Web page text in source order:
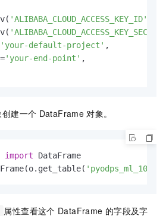
'ALIBABA_CLOUD_ACCESS_KEY_ID'
'ALIBABA_CLOUD_ACCESS_KEY_SECRET'
'your-default-project' ,
'your-end-point' ,
建一个 DataFrame 对象。
import DataFrame
属性查看这个 DataFrame 的字段及字